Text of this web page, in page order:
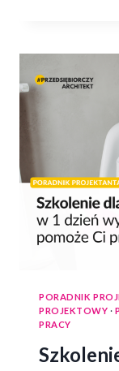
PORADNIK
PROJEKTOWY ·
PRACY